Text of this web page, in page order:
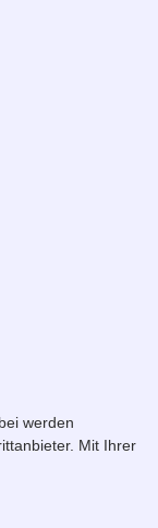
werden
Mit Ihrer